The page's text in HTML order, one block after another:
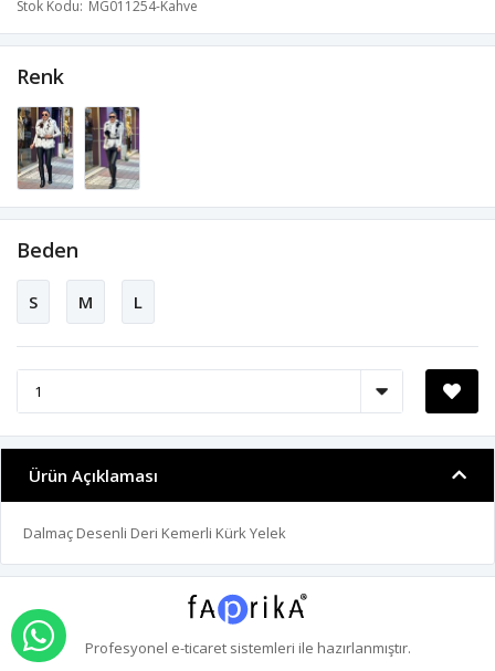
Stok Kodu MG011254-Kahve
Renk
Beden
S M L
Ürün Açıklaması
Dalmaç Desenli Deri Kemerli Kürk Yelek
Profesyonel e-ticaretsistemleri ile hazırlanmıştır.